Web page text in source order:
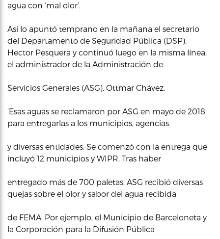
agua con ‘mal olor’.
Así lo apuntó temprano en la mañana el secretario
del Departamento de Seguridad Pública (DSP),
Hector Pesquera y continuó luego en la misma línea,
el administrador de la Administración de
Servicios Generales (ASG), Ottmar Chávez.
‘Esas aguas se reclamaron por ASG en mayo de 2018
para entregarlas a los municipios, agencias
y diversas entidades. Se comenzó con la entrega que
incluyó 12 municipios y WIPR. Tras haber
entregado más de 700 paletas, ASG recibió diversas
quejas sobre el olor y sabor del agua recibida
de FEMA. Por ejemplo, el Municipio de Barceloneta y
la Corporación para la Difusión Pública